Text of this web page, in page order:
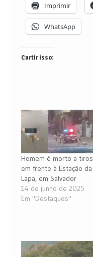
Imprimir
WhatsApp
Curtir isso:
Homem é morto a tiros
em frente à Estação da
Lapa, em Salvador
14 de junho de 2025
Em "Destaques"